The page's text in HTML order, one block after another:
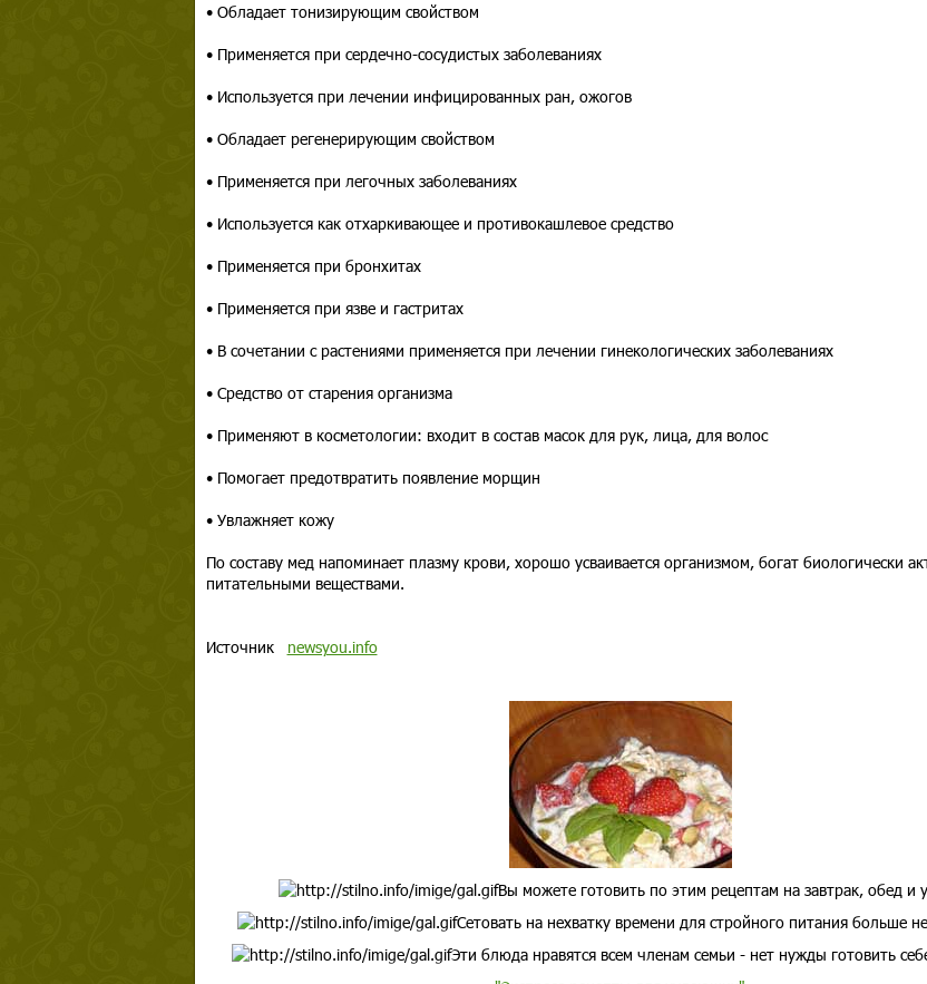
• Обладает тонизирующим свойством
• Применяется при сердечно-сосудистых заболеваниях
• Используется при лечении инфицированных ран, ожогов
• Обладает регенерирующим свойством
• Применяется при легочных заболеваниях
• Используется как отхаркивающее и противокашлевое средство
• Применяется при бронхитах
• Применяется при язве и гастритах
• В сочетании с растениями применяется при лечении гинекологических заболеваниях
• Средство от старения организма
• Применяют в косметологии: входит в состав масок для рук, лица, для волос
• Помогает предотвратить появление морщин
• Увлажняет кожу
По составу мед напоминает плазму крови, хорошо усваивается организмом, богат биологически
питательными веществами.
Источник newsyou.info
Вы можете готовить по этим рецептам на завтрак, обед и
Сетовать на нехватку времени для стройного питания больше
Эти блюда нравятся всем членам семьи - нет нужды готовить